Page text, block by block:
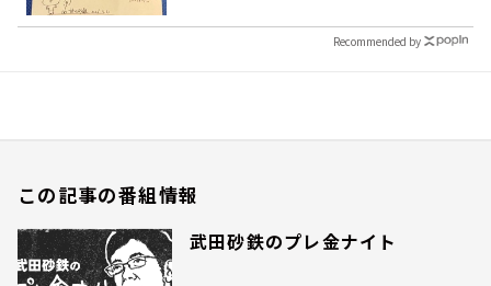
Recommended by
この記事の番組情報
武田砂鉄のプレ金ナイト